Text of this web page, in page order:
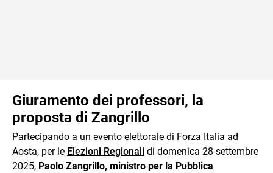
Giuramento dei professori, la
proposta di Zangrillo
Partecipando a un evento elettorale di Forza Italia ad
Aosta, per le Elezioni Regionali di domenica 28 settembre
2025, Paolo Zangrillo, ministro per la Pubblica